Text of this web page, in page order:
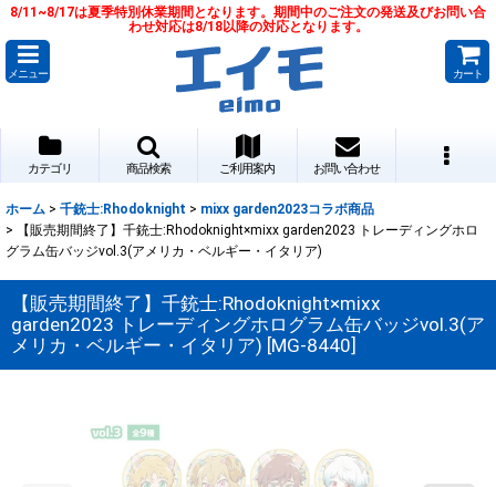
8/11~8/17は夏季特別休業期間となります。期間中のご注文の発送及びお問い合
わせ対応は8/18以降の対応となります。
メニュー カート
カテゴリ 商品検索 ご利用案内 お問い合わせ
ホーム > 千銃士:Rhodoknight > mixx garden2023コラボ商品
>
【販売期間終了】千銃士:Rhodoknight×mixx garden2023 トレーディングホロ
グラム缶バッジvol.3(アメリカ・ベルギー・イタリア)
【販売期間終了】千銃士:Rhodoknight×mixx
garden2023 トレーディングホログラム缶バッジvol.3(ア
メリカ・ベルギー・イタリア) [MG-8440]